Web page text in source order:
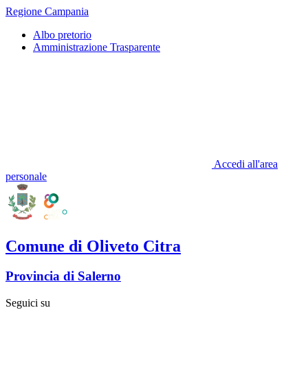
Regione Campania
Albo pretorio
Amministrazione Trasparente
Accedi all'area
personale
Comune di Oliveto Citra
Provincia di Salerno
Seguici su